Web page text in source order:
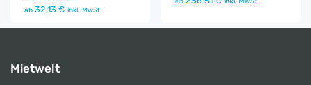
ab 32,13 € inkl. MwSt.
Mietwelt